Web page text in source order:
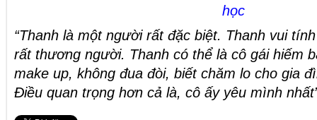
học
“Thanh là một người rất đặc biệt. Thanh vui
rất thương người. Thanh có thể là cô gái hiếm
make up, không đua đòi, biết chăm lo cho gia
Điều quan trọng hơn cả là, cô ấy yêu mình